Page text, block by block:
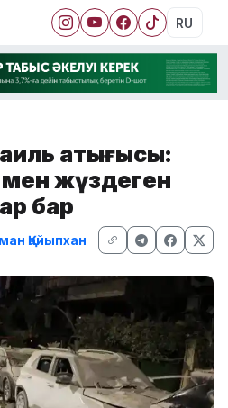
RU
қақтығысы:
мен жүздеген
бар
Қайыпхан